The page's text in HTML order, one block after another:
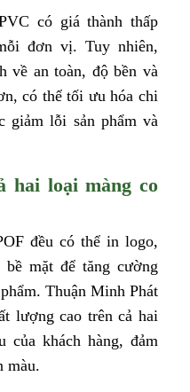
có giá thành thấp
đơn vị. Tuy nhiên,
về an toàn, độ bền và
có thể tối ưu hóa chi
giảm lỗi sản phẩm và
hai loại màng co
đều có thể in logo,
mặt để tăng cường
Thuận Minh Phát
lượng cao trên cả hai
của khách hàng, đảm
màu.